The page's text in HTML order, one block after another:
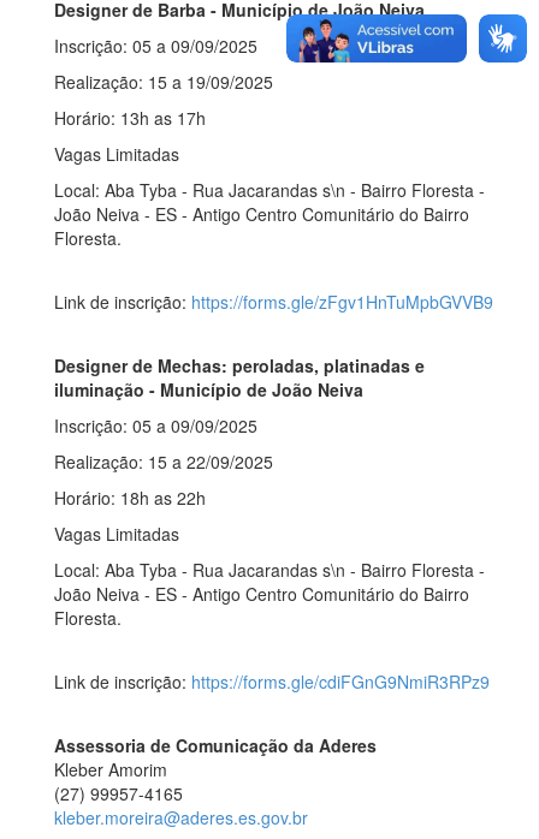
Designer de Barba - Município de João Neiva
Inscrição: 05 a 09/09/2025
Realização: 15 a 19/09/2025
Horário: 13h as 17h
Vagas Limitadas
Local: Aba Tyba - Rua Jacarandas s\n - Bairro Floresta -
João Neiva - ES - Antigo Centro Comunitário do Bairro
Floresta.
Link de inscrição: https://forms.gle/zFgv1HnTuMpbGVVB9
Designer de Mechas: peroladas, platinadas e
iluminação - Município de João Neiva
Inscrição: 05 a 09/09/2025
Realização: 15 a 22/09/2025
Horário: 18h as 22h
Vagas Limitadas
Local: Aba Tyba - Rua Jacarandas s\n - Bairro Floresta -
João Neiva - ES - Antigo Centro Comunitário do Bairro
Floresta.
Link de inscrição: https://forms.gle/cdiFGnG9NmiR3RPz9
Assessoria de Comunicação da Aderes
Kleber Amorim
(27) 99957-4165
kleber.moreira@aderes.es.gov.br